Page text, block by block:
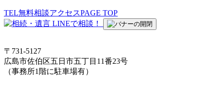
TEL無料相談アクセスPAGE TOP
〒731-5127
広島市佐伯区五日市五丁目11番23号
（事務所1階に駐車場有）